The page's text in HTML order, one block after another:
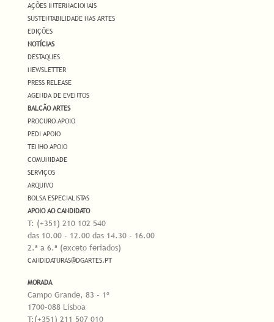
AÇÕES INTERNACIONAIS
SUSTENTABILIDADE NAS ARTES
EDIÇÕES
NOTÍCIAS
DESTAQUES
NEWSLETTER
PRESS RELEASE
AGENDA DE EVENTOS
BALCÃO ARTES
PROCURO APOIO
PEDI APOIO
TENHO APOIO
COMUNIDADE
SERVIÇOS
ARQUIVO
BOLSA ESPECIALISTAS
APOIO AO CANDIDATO
T: (+351) 210 102 540
das 10.00 - 12.00 das 14.30 - 16.00
2.ª a 6.ª (exceto feriados)
CANDIDATURAS@DGARTES.PT
MORADA
Campo Grande, 83 - 1º
1700-088 Lisboa
T:(+351) 211 507 010